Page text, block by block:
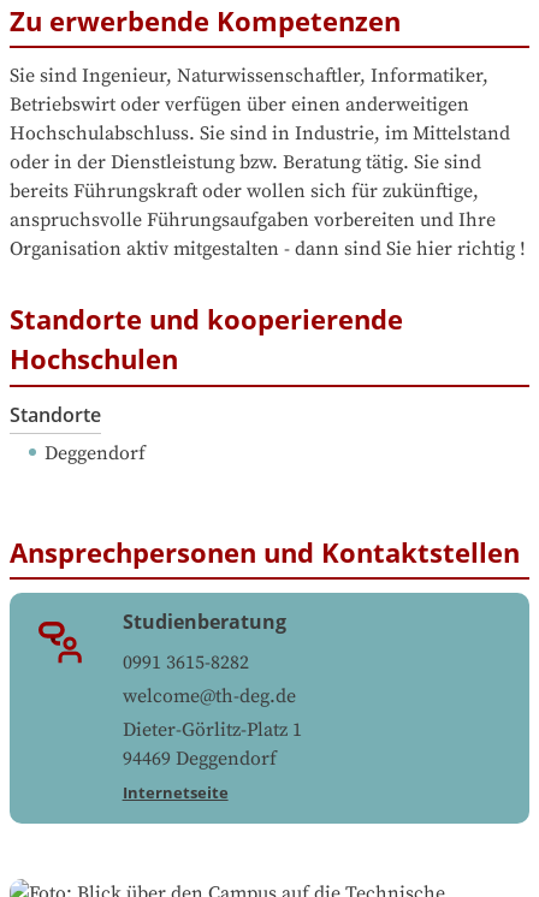
Zu erwerbende Kompetenzen
Sie sind Ingenieur, Naturwissenschaftler, Informatiker,
Betriebswirt oder verfügen über einen anderweitigen
Hochschulabschluss. Sie sind in Industrie, im Mittelstand
oder in der Dienstleistung bzw. Beratung tätig. Sie sind
bereits Führungskraft oder wollen sich für zukünftige,
anspruchsvolle Führungsaufgaben vorbereiten und Ihre
Organisation aktiv mitgestalten - dann sind Sie hier richtig !
Standorte und kooperierende
Hochschulen
Standorte
Deggendorf
Ansprechpersonen und Kontaktstellen
Studienberatung
0991 3615-8282
welcome@th-deg.de
Dieter-Görlitz-Platz 1
94469 Deggendorf
Internetseite